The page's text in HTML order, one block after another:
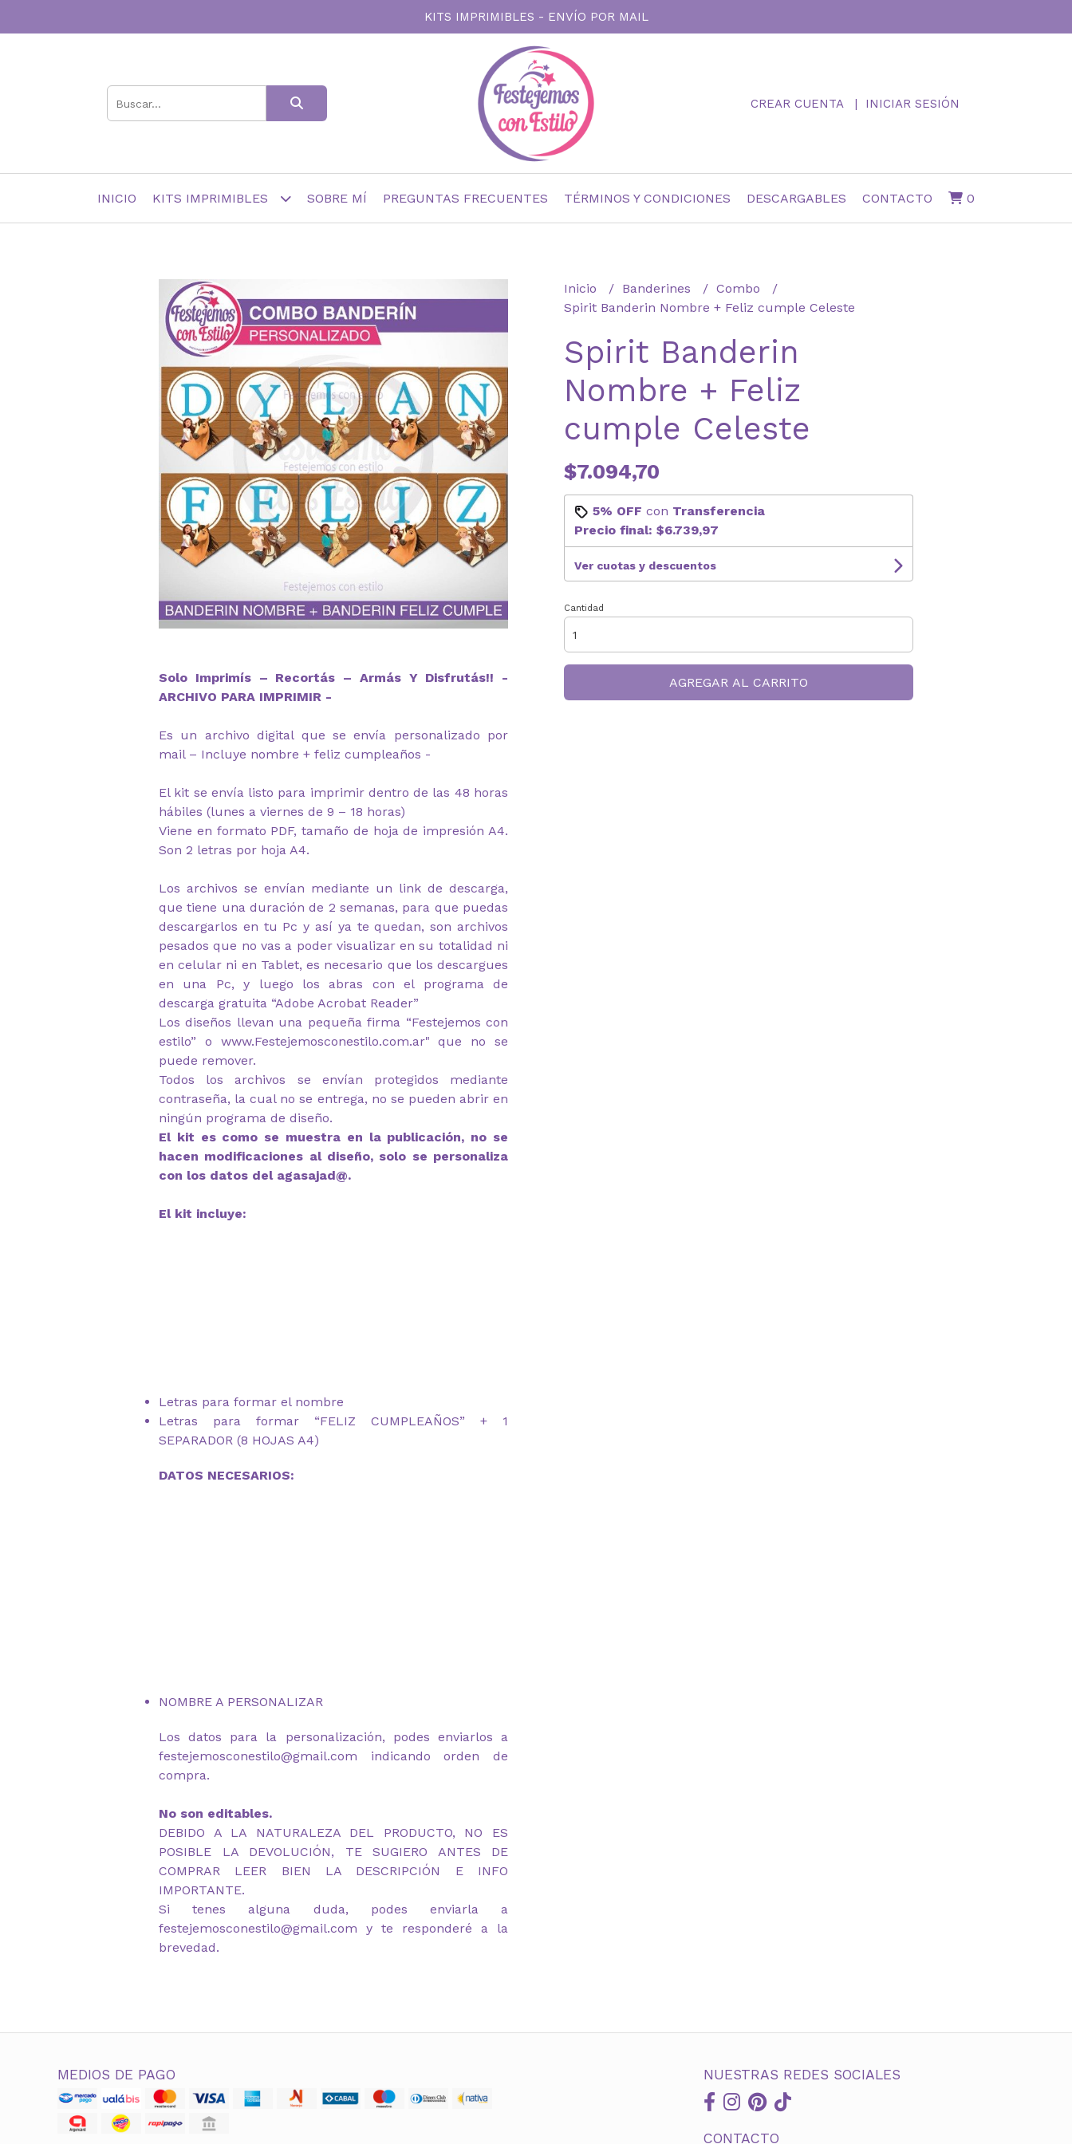
KITS IMPRIMIBLES - ENVÍO POR MAIL
CREAR CUENTA INICIAR SESIÓN
INICIO KITS IMPRIMIBLES SOBRE MÍ PREGUNTAS FRECUENTES TÉRMINOS Y CONDICIONES DESCARGABLES CONTACTO 0
Solo Imprimís – Recortás – Armás Y Disfrutás!! -
ARCHIVO PARA IMPRIMIR -
Es un archivo digital que se envía personalizado por
mail – Incluye nombre + feliz cumpleaños -
El kit se envía listo para imprimir dentro de las 48 horas
hábiles (lunes a viernes de 9 – 18 horas)
Viene en formato PDF, tamaño de hoja de impresión A4.
Son 2 letras por hoja A4.
Los archivos se envían mediante un link de descarga,
que tiene una duración de 2 semanas, para que puedas
descargarlos en tu Pc y así ya te quedan, son archivos
pesados que no vas a poder visualizar en su totalidad ni
en celular ni en Tablet, es necesario que los descargues
en una Pc, y luego los abras con el programa de
descarga gratuita “Adobe Acrobat Reader”
Los diseños llevan una pequeña firma “Festejemos con
estilo” o www.Festejemosconestilo.com.ar" que no se
puede remover.
Todos los archivos se envían protegidos mediante
contraseña, la cual no se entrega, no se pueden abrir en
ningún programa de diseño.
El kit es como se muestra en la publicación, no se
hacen modificaciones al diseño, solo se personaliza
con los datos del agasajad@.
El kit incluye:
Letras para formar el nombre
Letras para formar “FELIZ CUMPLEAÑOS” + 1
SEPARADOR (8 HOJAS A4)
DATOS NECESARIOS:
NOMBRE A PERSONALIZAR
Los datos para la personalización, podes enviarlos a
festejemosconestilo@gmail.com indicando orden de
compra.
No son editables.
DEBIDO A LA NATURALEZA DEL PRODUCTO, NO ES
POSIBLE LA DEVOLUCIÓN, TE SUGIERO ANTES DE
COMPRAR LEER BIEN LA DESCRIPCIÓN E INFO
IMPORTANTE.
Si tenes alguna duda, podes enviarla a
festejemosconestilo@gmail.com y te responderé a la
brevedad.
Inicio Banderines
Combo
Spirit Banderin Nombre + Feliz cumple Celeste
Spirit Banderin
Nombre + Feliz
cumple Celeste
$7.094,70
5% OFF con Transferencia
Precio final: $6.739,97
Ver cuotas y descuentos
Cantidad
AGREGAR AL CARRITO
MEDIOS DE PAGO NUESTRAS REDES SOCIALES
CONTACTO